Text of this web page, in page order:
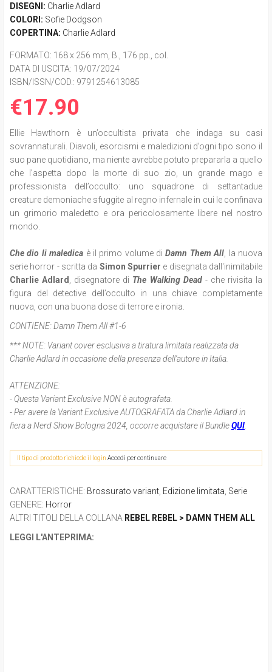
DISEGNI: Charlie Adlard
COLORI: Sofie Dodgson
COPERTINA: Charlie Adlard
FORMATO: 168 x 256 mm, B., 176 pp., col.
DATA DI USCITA: 19/07/2024
ISBN/ISSN/COD.: 9791254613085
€17.90
Ellie Hawthorn è un’occultista privata che indaga su casi
sovrannaturali. Diavoli, esorcismi e maledizioni d’ogni tipo sono il
suo pane quotidiano, ma niente avrebbe potuto prepararla a quello
che l’aspetta dopo la morte di suo zio, un grande mago e
professionista dell’occulto: uno squadrone di settantadue
creature demoniache sfuggite al regno infernale in cui le confinava
un grimorio maledetto e ora pericolosamente libere nel nostro
mondo.
Che dio li maledica è il primo volume diDamn Them All , la nuova
serie horror - scritta da Simon Spurrier e disegnata dall'inimitabile
Charlie Adlard
, disegnatore di The Walking Dead- che rivisita la
figura del detective dell’occulto in una chiave completamente
nuova, con una buona dose di terrore e ironia.
CONTIENE:Damn Them All #1-6
*** NOTE: Variant cover esclusiva a tiratura limitata realizzata da
Charlie Adlard in occasione della presenza dell'autore in Italia.
ATTENZIONE:
- Questa Variant Exclusive NON è autografata.
- Per avere la Variant Exclusive AUTOGRAFATA da Charlie Adlard in
fiera a Nerd Show Bologna 2024, occorre acquistare il BundleQUI
Il tipo di prodotto richiede il login Accedi per continuare
CARATTERISTICHE: Brossurato variant Edizione limitata Serie
GENERE: Horror
ALTRI TITOLI DELLA COLLANA REBEL REBEL > DAMN THEM ALL
LEGGI L'ANTEPRIMA: